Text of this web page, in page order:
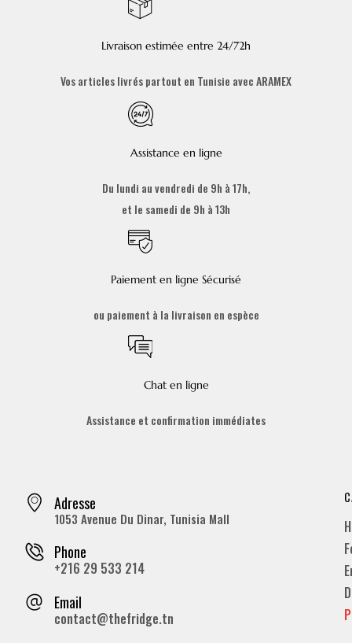
Livraison estimée entre 24/72h
Vos articles livrés partout en Tunisie avec ARAMEX
Assistance en ligne
Du lundi au vendredi de 9h à 17h,
et le samedi de 9h à 13h
Paiement en ligne Sécurisé
ou paiement à la livraison en espèce
Chat en ligne
Assistance et confirmation immédiates
Adresse
1053 Avenue Du Dinar, Tunisia Mall
Phone
+216 29 533 214
Email
contact@thefridge.tn